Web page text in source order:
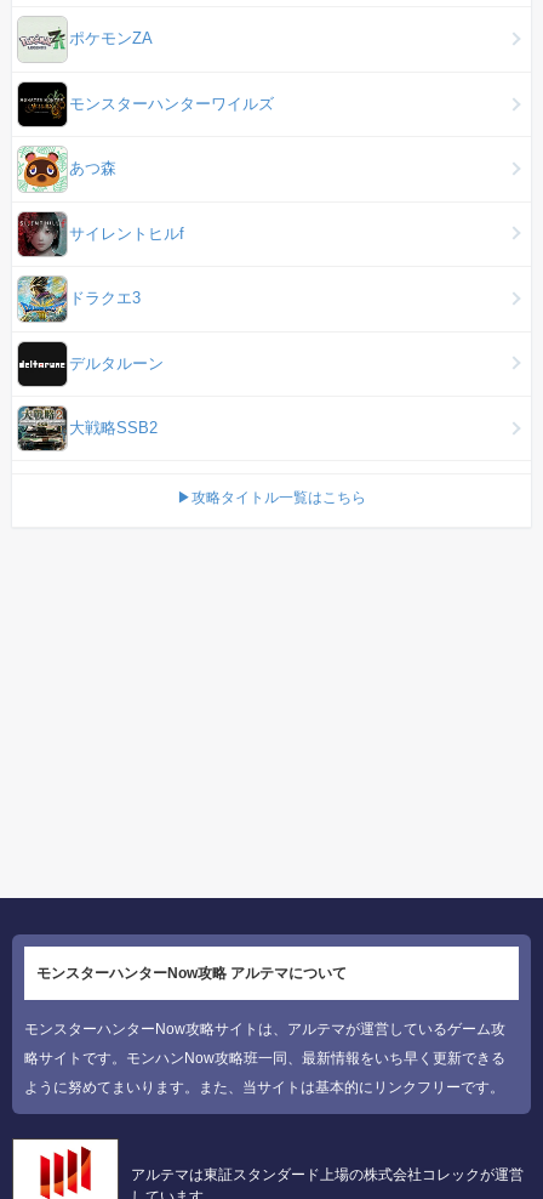
ポケモンZA
モンスターハンターワイルズ
あつ森
サイレントヒルf
ドラクエ3
デルタルーン
大戦略SSB2
▶攻略タイトル一覧はこちら
モンスターハンターNow攻略 アルテマについて
モンスターハンターNow攻略サイトは、アルテマが運営しているゲーム攻
略サイトです。モンハンNow攻略班一同、最新情報をいち早く更新できる
ように努めてまいります。また、当サイトは基本的にリンクフリーです。
アルテマは東証スタンダード上場の株式会社コレックが運営